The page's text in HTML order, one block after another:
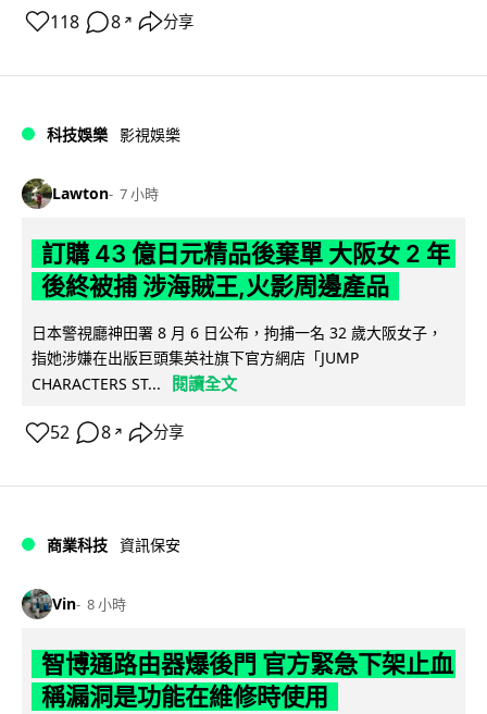
118 8 ↗ 分享
科技娛樂 影視娛樂
Lawton 7 小時
訂購 43 億日元精品後棄單 大阪女 2 年
後終被捕 涉海賊王,火影周邊產品
日本警視廳神田署 8 月 6 日公布，拘捕一名 32 歲大阪女子，
指她涉嫌在出版巨頭集英社旗下官方網店「JUMP
CHARACTERS ST...
閱讀全文
52 8 ↗ 分享
商業科技 資訊保安
Vin 8 小時
智博通路由器爆後門 官方緊急下架止血
稱漏洞是功能在維修時使用